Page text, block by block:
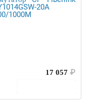
17 057 ₽